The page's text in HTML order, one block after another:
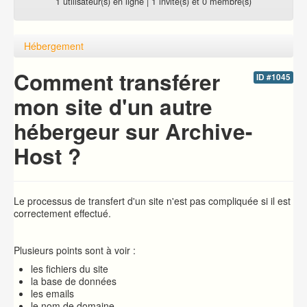
Hébergement
ID #1045
Comment transférer
mon site d'un autre
hébergeur sur Archive-
Host ?
Le processus de transfert d'un site n'est pas compliquée si il est
correctement effectué.
Plusieurs points sont à voir :
les fichiers du site
la base de données
les emails